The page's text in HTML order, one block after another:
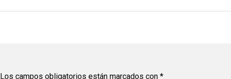
Los campos obligatorios están marcados con *